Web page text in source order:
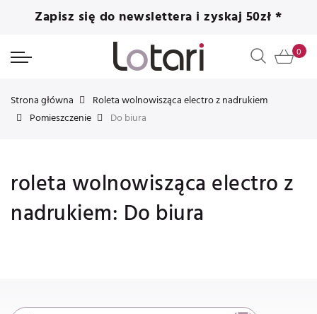
Zapisz się do newslettera i zyskaj 50zł *
Strona główna
Roleta wolnowisząca electro z nadrukiem
Pomieszczenie
Do biura
roleta wolnowisząca electro z
nadrukiem: Do biura